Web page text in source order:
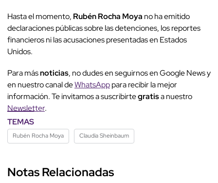
Hasta el momento, Rubén Rocha Moya no ha emitido
declaraciones públicas sobre las detenciones, los reportes
financieros ni las acusaciones presentadas en Estados
Unidos.
Para másnoticias, no dudes en seguirnos en Google News y
en nuestro canal deWhatsApppara recibir la mejor
información. Te invitamos a suscribirtegratisa nuestro
Newsletter.
TEMAS
Rubén Rocha Moya Claudia Sheinbaum
Notas Relacionadas